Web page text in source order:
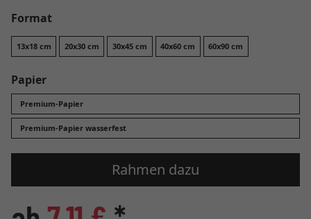
Format
13x18 cm 20x30 cm 30x45 cm 40x60 cm 60x90 cm
Papier
Premium-Papier
Premium-Papier wasserfest
Rahmen dazu